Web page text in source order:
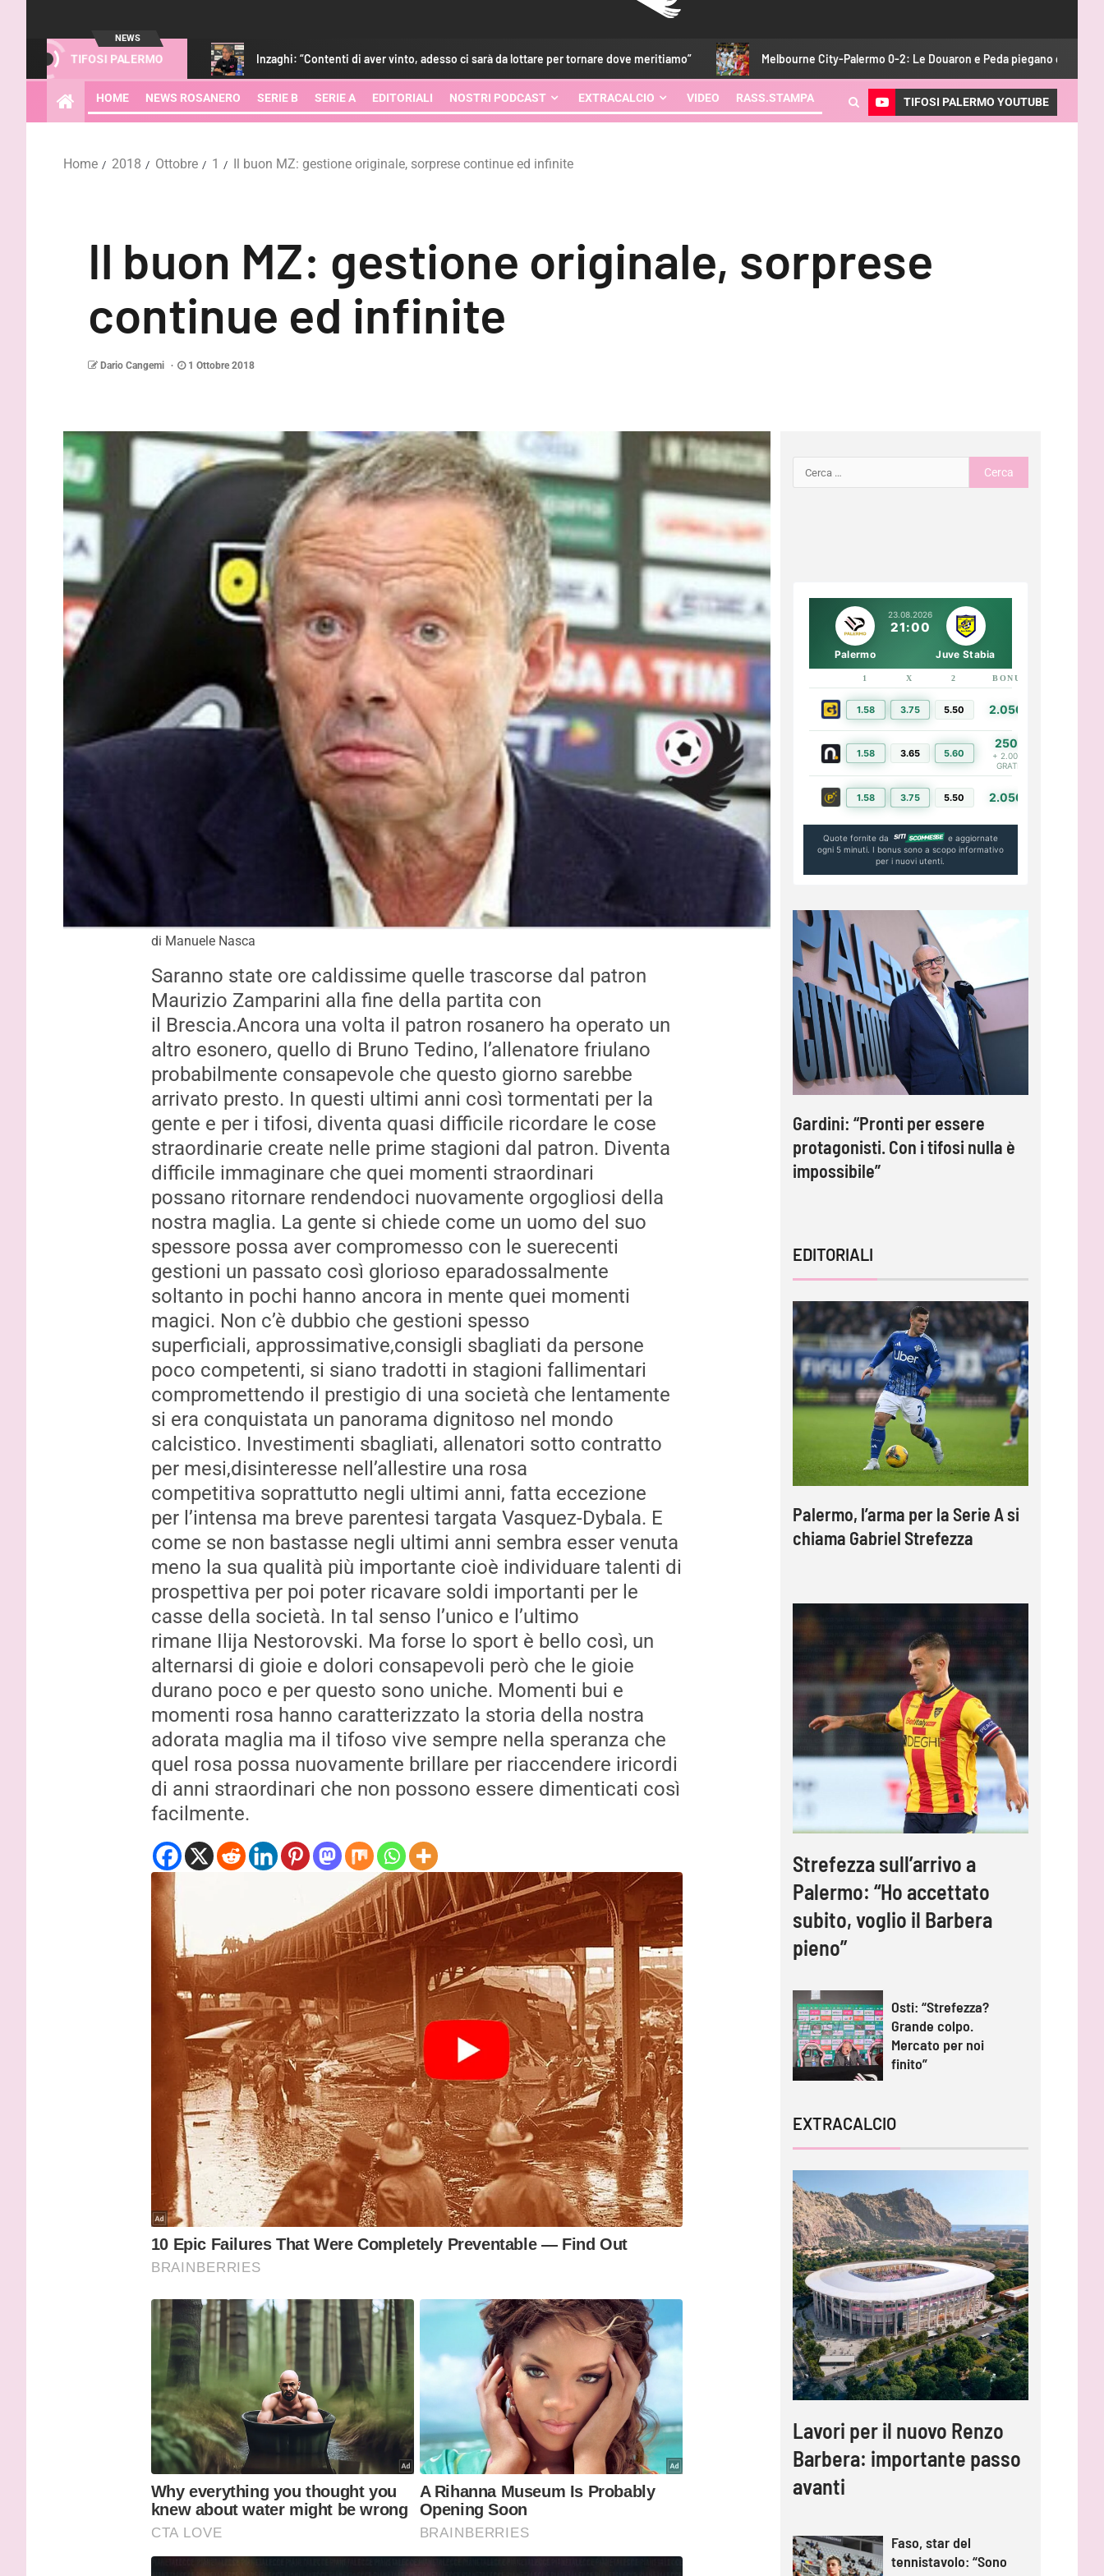
NEWS
TIFOSI PALERMO
del match Inzaghi: “Contenti di aver vinto, adesso ci sarà da lottare per tornare dove meritiamo” Melbourne City-Palermo 0-2: Le Douaron e Peda piegano gli australiani
HOME NEWS ROSANERO SERIE B SERIE A EDITORIALI NOSTRI PODCAST EXTRACALCIO VIDEO RASS.STAMPA TIFOSI PALERMO YOUTUBE
Home 2018 Ottobre 1 Il buon MZ: gestione originale, sorprese continue ed infinite
Il buon MZ: gestione originale, sorprese
continue ed infinite
Dario Cangemi 1 Ottobre 2018
di Manuele Nasca
Saranno state ore caldissime quelle trascorse dal patron
Maurizio Zamparini alla fine della partita con
il Brescia.Ancora una volta il patron rosanero ha operato un
altro esonero, quello di Bruno Tedino, l’allenatore friulano
probabilmente consapevole che questo giorno sarebbe
arrivato presto. In questi ultimi anni così tormentati per la
gente e per i tifosi, diventa quasi difficile ricordare le cose
straordinarie create nelle prime stagioni dal patron. Diventa
difficile immaginare che quei momenti straordinari
possano ritornare rendendoci nuovamente orgogliosi della
nostra maglia. La gente si chiede come un uomo del suo
spessore possa aver compromesso con le suerecenti
gestioni un passato così g lorioso eparadossalmente
soltanto in pochi hanno ancora in mente quei momenti
magici. Non c’è dubbio che gestioni spesso
superficiali, approssimative,consigli sbagliati da persone
poco competenti, si siano tradotti in stagioni fallimentari
compromettendo il prestigio di una società che lentamente
si era conquistata un panorama dignitoso nel mondo
calcistico. Investimenti sbagliati, allenatori sotto contratto
per mesi,disinteresse nel l’allestire una rosa
competitiva soprattutto negli ultimi anni, fatta eccezione
per l’intensa ma breve parentesi targata Vasquez-Dybala. E
come se non bastasse negli ultimi anni sembra esser venuta
meno la sua qualità più importante cioè individuare talenti di
prospettiva per poi poter ricavare soldi importanti per le
casse della società. In tal senso l’unico e l’ultimo
rimane Ilija Nestorovski. Ma forse lo sport è bello così, un
alternarsi di gioie e dolori consapevoli però che le gioie
durano poco e per questo sono uniche. Momenti bui e
momenti rosa hanno caratterizzato la storia della nostra
adorata maglia ma il tifoso vive sempre nell a speranza che
quel rosa possa nuovamente brillare per riaccendere iricordi
di anni straordinari che non possono essere dimenticati così
facilmente.
23.08.2026
21:00
Palermo Juve Stabia
1 X 2 BONUS
1.58 3.75 5.50 2.050€
1.58 3.65 5.60
250€
+ 2.000€
GRATIS
1.58 3.75 5.50 2.050€
Quote fornite da
e aggiornate
ogni 5 minuti. I bonus sono a scopo informativo
per i nuovi utenti.
Gardini: “Pronti per essere
protagonisti. Con i tifosi nulla è
Inzaghi: “Contenti di aver vinto,
adesso ci sarà da lottare per
tornare dove meritiamo”
Melbourne City-Palermo 0-2: Le
Douaron e Peda piegano gli
australiani
Gardini: “Pronti per essere
protagonisti. Con i tifosi nulla è
impossibile”
EDITORIALI
Palermo, l’arma per la Serie A si
chiama Gabriel Strefezza
Strefezza sull’arrivo a
Palermo: “Ho accettato
subito, voglio il Barbera
pieno”
Osti: “Strefezza?
Grande colpo.
Mercato per noi
finito”
EXTRACALCIO
Lavori per il nuovo Renzo
Barbera: importante passo
avanti
Faso, star del
tennistavolo: “Sono